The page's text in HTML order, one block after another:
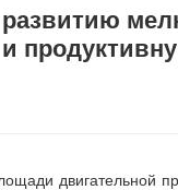
двигательной